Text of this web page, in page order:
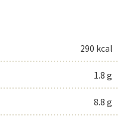
290 kcal
1.8 g
8.8 g